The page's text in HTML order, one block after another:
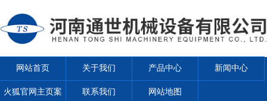
网站首页 关于我们 产品中心 新闻中心
火狐官网主页案 联系我们 网站地图